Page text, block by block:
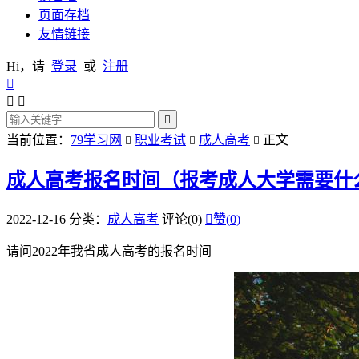
页面存档
友情链接
Hi，请 登录 或 注册

 

当前位置： 79学习网  职业考试  成人高考  正文
成人高考报名时间（报考成人大学需要什
2022-12-16 分类： 成人高考 评论(0) 赞(0)
请问2022年我省成人高考的报名时间